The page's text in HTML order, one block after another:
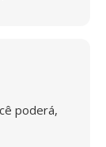
poderá,